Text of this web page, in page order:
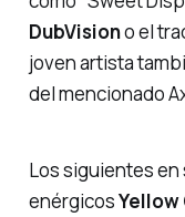
DubVisiono el
joven artista
del mencionado
Los siguientes
enérgicosYellow